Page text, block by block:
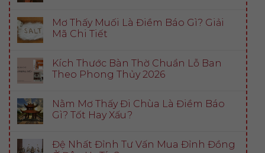
Mơ Thấy Muối Là Điềm Báo Gì? Giải
Mã Chi Tiết
Kích Thước Bàn Thờ Chuẩn Lỗ Ban
Theo Phong Thủy 2026
Nằm Mơ Thấy Đi Chùa Là Điềm Báo
Gì? Tốt Hay Xấu?
Đệ Nhất Đỉnh Tư Vấn Mua Đỉnh Đồng